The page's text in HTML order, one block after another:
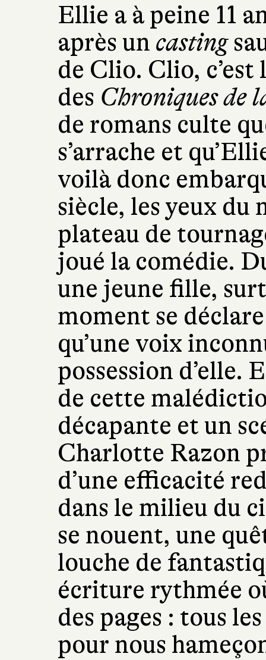
Ellie a à peine 11
après un casting
de Clio. Clio,
des Chroniques de
de romans culte
s’arrache et
voilà donc
siècle, les yeux du
plateau de
joué la comédie.
une jeune fille,
moment se
qu’une voix
possession d’elle.
de cette
décapante et un
Charlotte Razon
d’une efficacité
dans le milieu du
se nouent, une
louche de
écriture rythmée
des pages : tous
pour nous